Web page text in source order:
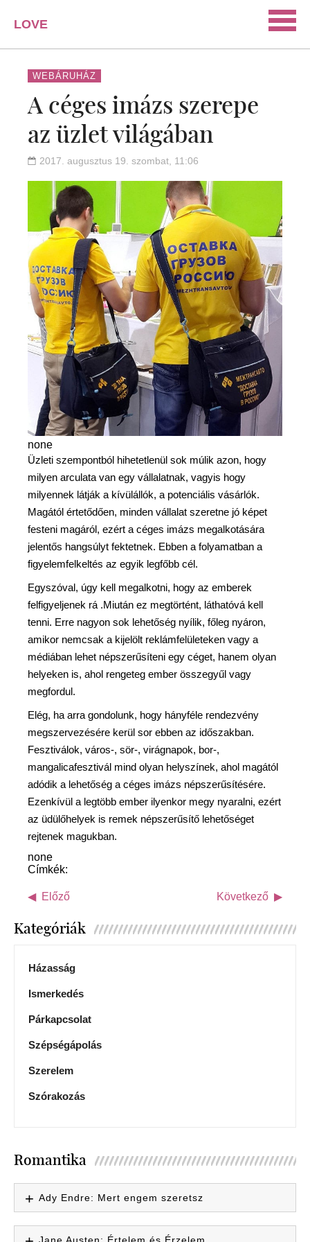
LOVE
PORTAL
SZERELEM
ISMERKEDÉS
PÁRKAPCSOLAT
HÁZASSÁG
KAPCSOLAT
WEBÁRUHÁZ
A céges imázs szerepe
az üzlet világában
2017. augusztus 19. szombat, 11:06
none
Üzleti szempontból hihetetlenül sok múlik azon, hogy
milyen arculata van egy vállalatnak, vagyis hogy
milyennek látják a kívülállók, a potenciális vásárlók.
Magától értetődően, minden vállalat szeretne jó képet
festeni magáról, ezért a céges imázs megalkotására
jelentős hangsúlyt fektetnek. Ebben a folyamatban a
figyelemfelkeltés az egyik legfőbb cél.
Egyszóval, úgy kell megalkotni, hogy az emberek
felfigyeljenek rá .Miután ez megtörtént, láthatóvá kell
tenni. Erre nagyon sok lehetőség nyílik, főleg nyáron,
amikor nemcsak a kijelölt reklámfelületeken vagy a
médiában lehet népszerűsíteni egy céget, hanem olyan
helyeken is, ahol rengeteg ember összegyűl vagy
megfordul.
Elég, ha arra gondolunk, hogy hányféle rendezvény
megszervezésére kerül sor ebben az időszakban.
Fesztiválok, város-, sör-, virágnapok, bor-,
mangalicafesztivál mind olyan helyszínek, ahol magától
adódik a lehetőség a céges imázs népszerűsítésére.
Ezenkívül a legtöbb ember ilyenkor megy nyaralni, ezért
az üdülőhelyek is remek népszerűsítő lehetőséget
rejtenek magukban.
none
Címkék:
Előző Következő
Kategóriák
Házasság
Ismerkedés
Párkapcsolat
Szépségápolás
Szerelem
Szórakozás
Romantika
Ady Endre: Mert engem szeretsz